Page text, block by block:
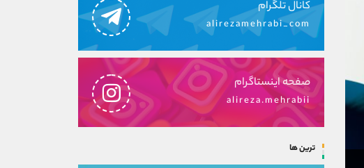
کانال تلگرام
alirezamehrabi_com
صفحه اینستاگرام
alireza.mehrabii
ترین ها